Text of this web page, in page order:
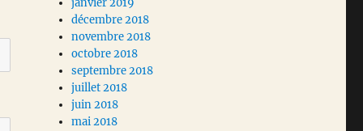
janvier 2019
décembre 2018
novembre 2018
octobre 2018
septembre 2018
juillet 2018
juin 2018
mai 2018